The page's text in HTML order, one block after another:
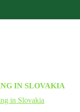
IN SLOVAKIA